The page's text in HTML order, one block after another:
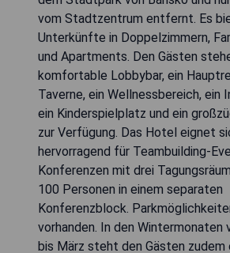
vom Stadtzentrum entfernt. Es
Unterkünfte in Doppelzimmern,
und Apartments. Den Gästen
komfortable Lobbybar, ein
Taverne, ein Wellnessbereich, ein
ein Kinderspielplatz und ein
zur Verfügung. Das Hotel eignet
hervorragend für Teambuilding-
Konferenzen mit drei
100 Personen in einem separaten
Konferenzblock.
vorhanden. In den Wintermonaten
bis März steht den Gästen